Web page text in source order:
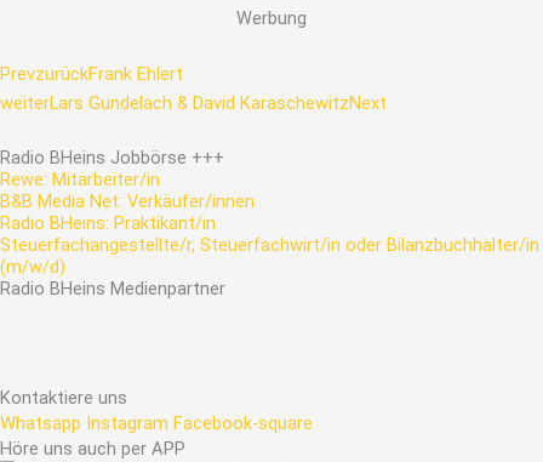
Werbung
PrevzurückFrank Ehlert
weiterLars Gundelach & David KaraschewitzNext
Radio BHeins Jobbörse +++
Rewe: Mitarbeiter/in
B&B Media Net: Verkäufer/innen
Radio BHeins: Praktikant/in
Steuerfachangestellte/r, Steuerfachwirt/in oder Bilanzbuchhalter/in
(m/w/d)
Radio BHeins Medienpartner
Kontaktiere uns
Whatsapp Instagram Facebook-square
Höre uns auch per APP